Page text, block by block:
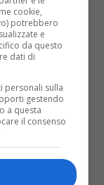
in
confine tra
scossa
in effetti la
intensità si va
su Google
cookie,
potrebbero
e
da questo
dati di
personali sulla
gestendo
a questa
il consenso